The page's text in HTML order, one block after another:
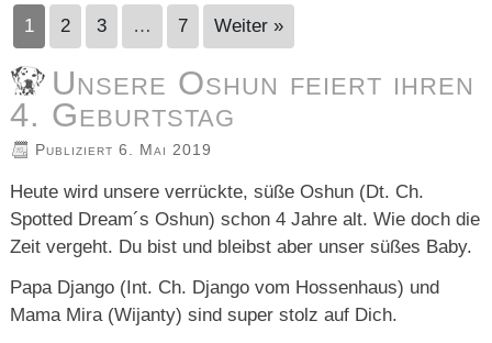
1 2 3 … 7 Weiter »
Unsere Oshun feiert ihren
4. Geburtstag
Publiziert 6. Mai 2019
Heute wird unsere verrückte, süße Oshun (Dt. Ch.
Spotted Dream´s Oshun) schon 4 Jahre alt. Wie doch die
Zeit vergeht. Du bist und bleibst aber unser süßes Baby.
Papa Django (Int. Ch. Django vom Hossenhaus) und
Mama Mira (Wijanty) sind super stolz auf Dich.